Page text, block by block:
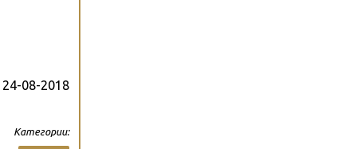
24-08-2018
Категории: